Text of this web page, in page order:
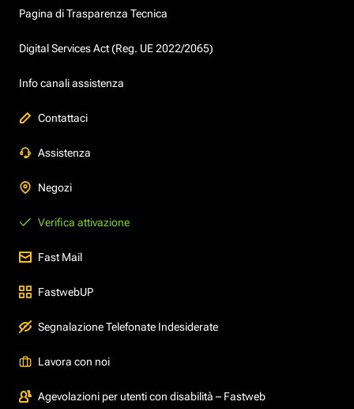
Pagina di Trasparenza Tecnica
Digital Services Act (Reg. UE 2022/2065)
Info canali assistenza
Contattaci
Assistenza
Negozi
Verifica attivazione
Fast Mail
FastwebUP
Segnalazione Telefonate Indesiderate
Lavora con noi
Agevolazioni per utenti con disabilità – Fastweb